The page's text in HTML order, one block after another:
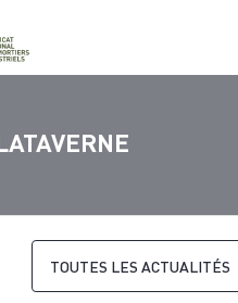
TOUTES LES ACTUALITÉS
panel